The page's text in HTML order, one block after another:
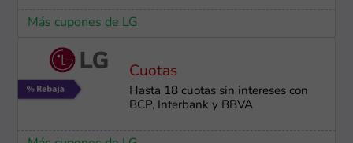
Más cupones de LG
Cuotas
Hasta 18 cuotas sin intereses con
BCP, Interbank y BBVA